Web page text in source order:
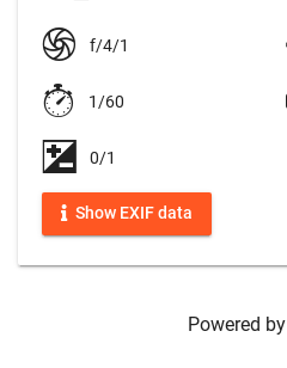
f/4/1
1/60
0/1
Show EXIF data
Powered by